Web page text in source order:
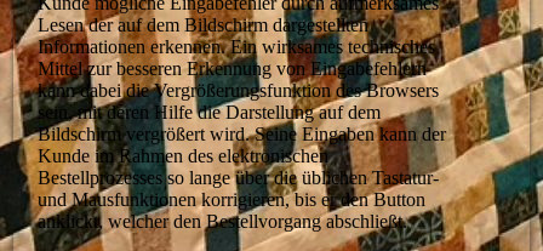
Lesen der auf dem Bildschirm dargestellten
Informationen erkennen. Ein wirksames technisches
Mittel zur besseren Erkennung von Eingabefehlern
kann dabei die Vergrößerungsfunktion des Browsers
sein, mit deren Hilfe die Darstellung auf dem
Bildschirm vergrößert wird. Seine Eingaben kann der
Kunde im Rahmen des elektronischen
Bestellprozesses so lange über die üblichen Tastatur-
und Mausfunktionen korrigieren, bis er den Button
anklickt, welcher den Bestellvorgang abschließt.